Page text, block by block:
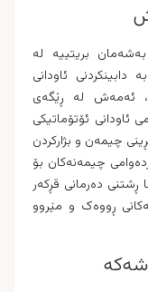
بریتییە لە
ئاودانی
ئەمەش لە ڕێگەی
ئاودانی ئۆتۆماتیکی
چیمەن و بژارکردن
چیمەنەکان بۆ
دەرمانی قڕکەر
ڕووەک و مێروو